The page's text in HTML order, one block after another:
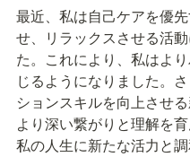
最近、私は自己ケアを優
せ、リラックスさせる活
た。これにより、私はよ
じるようになりました。
ションスキルを向上させ
より深い繋がりと理解を
私の人生に新たな活力と調